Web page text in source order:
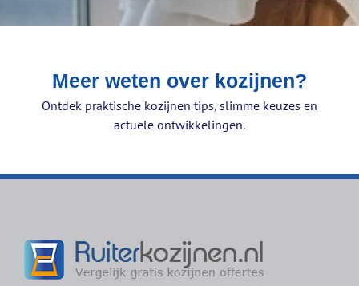
Meer weten over kozijnen?
Ontdek praktische kozijnen tips, slimme keuzes en
actuele ontwikkelingen.